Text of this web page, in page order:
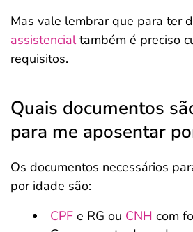
Mas vale lembrar que para ter
assistencialtambém é preciso
requisitos.
Quais documentos
para me aposentar
Os documentos necessários
por idade são:
CPF e RG ou CNH com